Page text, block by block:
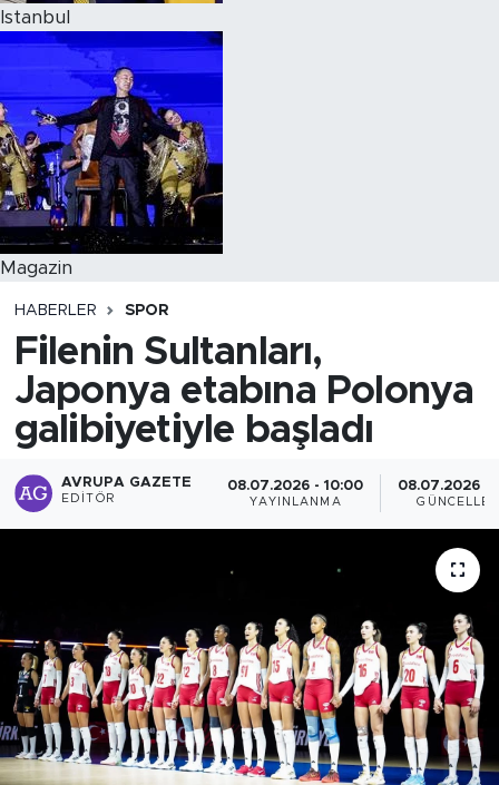
Istanbul
Magazin
HABERLER SPOR
Filenin Sultanları,
Japonya etabına Polonya
galibiyetiyle başladı
AVRUPA GAZETE
EDITÖR
08.07.2026 - 10:00
YAYINLANMA
08.07.2026 -